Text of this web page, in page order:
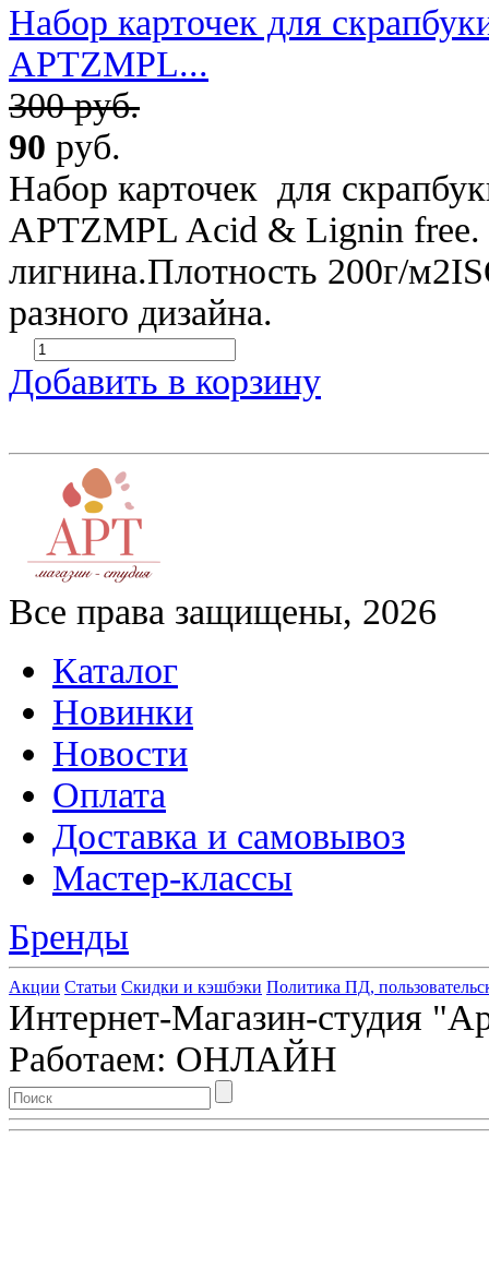
Набор карточек для
APTZMPL...
300 руб.
90 руб.
Набор карточек для
APTZMPL Acid & Lignin free.
лигнина.Плотность 200г/
разного дизайна.
Добавить в корзину
Все права защищены, 2026
Каталог
Новинки
Новости
Оплата
Доставка и самовывоз
Мастер-классы
Бренды
Акции Статьи Скидки и кэшбэки Политика ПД,
Интернет-Магазин-студия
Работаем: ОНЛАЙН